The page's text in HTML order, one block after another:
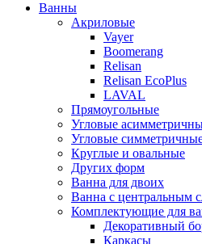
Ванны
Акриловые
Vayer
Boomerang
Relisan
Relisan EcoPlus
LAVAL
Прямоугольные
Угловые
Угловые
Круглые и овальные
Других форм
Ванна для двоих
Ванна с центральным
Комплектующие для
Декоративный
Каркасы